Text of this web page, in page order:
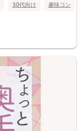
30代向け 趣味コン